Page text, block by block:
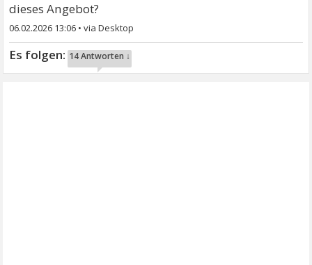
dieses Angebot?
06.02.2026 13:06 •
14 Antworten ↓